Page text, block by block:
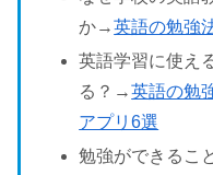
か→英語の勉強
英語学習に使え
る？→英語の勉
アプリ6選
勉強ができるこ